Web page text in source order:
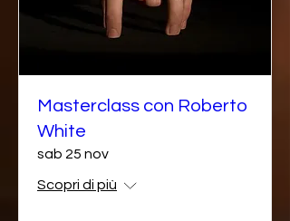
Masterclass con Roberto
White
sab 25 nov
Scopri di più